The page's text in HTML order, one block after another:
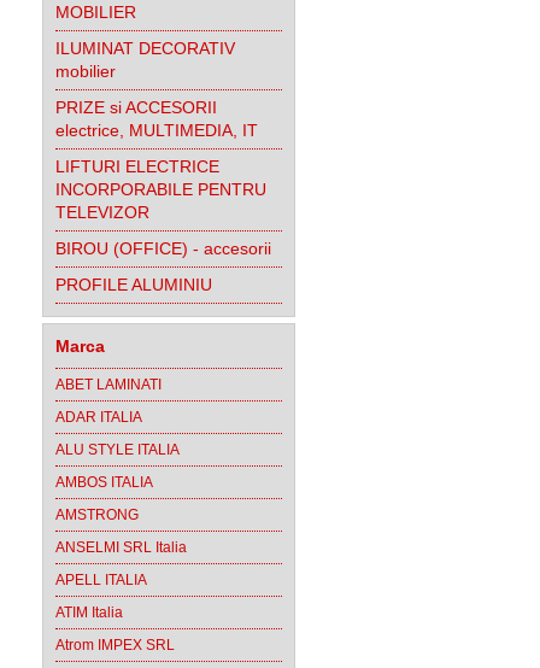
MOBILIER
ILUMINAT DECORATIV
mobilier
PRIZE si ACCESORII
electrice, MULTIMEDIA, IT
LIFTURI ELECTRICE
INCORPORABILE PENTRU
TELEVIZOR
BIROU (OFFICE) - accesorii
PROFILE ALUMINIU
Marca
ABET LAMINATI
ADAR ITALIA
ALU STYLE ITALIA
AMBOS ITALIA
AMSTRONG
ANSELMI SRL Italia
APELL ITALIA
ATIM Italia
Atrom IMPEX SRL